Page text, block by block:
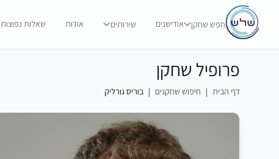
חפש שחקן אודישנים שירותים אודות שאלות נפוצות
פרופיל שחקן
דף הבית | חיפוש שחקנים | בוריס גורליק